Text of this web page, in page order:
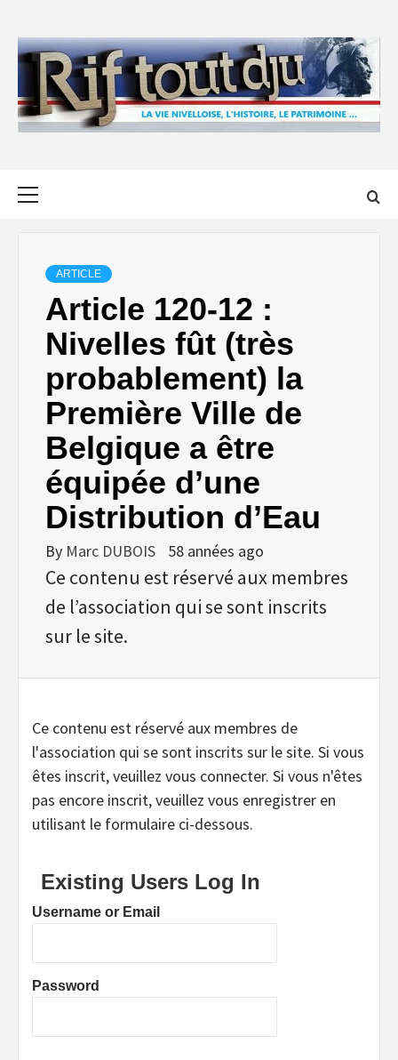
content
ARTICLE
Article 120-12 :
Nivelles fût (très
probablement) la
Première Ville de
Belgique a être
équipée d’une
Distribution d’Eau
By Marc DUBOIS 58 années ago
Ce contenu est réservé aux membres
de l’association qui se sont inscrits
sur le site.
Ce contenu est réservé aux membres de
l'association qui se sont inscrits sur le site. Si vous
êtes inscrit, veuillez vous connecter. Si vous n'êtes
pas encore inscrit, veuillez vous enregistrer en
utilisant le formulaire ci-dessous.
Existing Users Log In
Username or Email
Password